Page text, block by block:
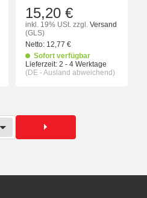
15,20 €
inkl. 19% USt. zzgl. Versand
(GLS)
Netto: 12,77 €
Sofort verfügbar
Lieferzeit: 2 - 4 Werktage
(DE - Ausland abweichend)